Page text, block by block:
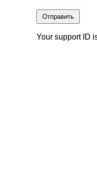
Отправить
Your support ID